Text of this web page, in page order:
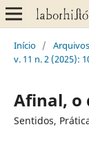
Início / Arquivos
v. 11 n. 2 (2025):
Afinal, o
Sentidos,